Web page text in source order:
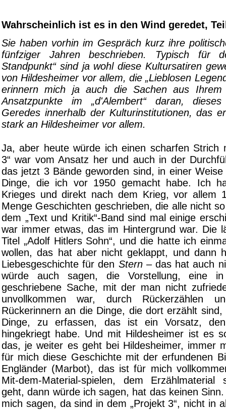
Wahrscheinlich ist es in den Wind
Sie haben vorhin im Gespräch kurz ihre
fünfziger Jahren beschrieben. Typisch für
Standpunkt“ sind ja wohl diese Kultursatiren
von Hildesheimer vor allem, die „Lieblosen
erinnern mich ja auch die Sachen aus Ihrem
Ansatzpunkte im „d'Alembert“ daran,
Geredes innerhalb der Kulturinstitutionen, das
stark an Hildesheimer vor allem.
Ja, aber heute würde ich einen scharfen Strich
3“ war vom Ansatz her und auch in der
das jetzt 3 Bände geworden sind, in einer
Dinge, die ich vor 1950 gemacht habe. Ich
Krieges und direkt nach dem Krieg, vor allem
Menge Geschichten geschrieben, die alle nicht
dem „Text und Kritik“-Band sind mal einige
war immer etwas, das im Hintergrund war. Die
Titel „Adolf Hitlers Sohn“, und die hatte ich
wollen, das hat aber nicht geklappt, und dann
Liebesgeschichte für den Stern– das hat auch
würde auch sagen, die Vorstellung, eine
geschriebene Sache, mit der man nicht
unvollkommen war, durch Rückerzählen
Rückerinnern an die Dinge, die dort erzählt sind,
Dinge, zu erfassen, das ist ein Vorsatz,
hingekriegt habe. Und mit Hildesheimer ist es
das, je weiter es geht bei Hildesheimer, immer
für mich diese Geschichte mit der erfundenen
Engländer (Marbot), das ist für mich
Mit-dem-Material-spielen, dem
geht, dann würde ich sagen, hat das keinen
mich sagen, da sind in dem „Projekt 3“, nicht in